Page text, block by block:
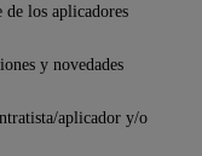
los aplicadores
y novedades
aplicador y/o